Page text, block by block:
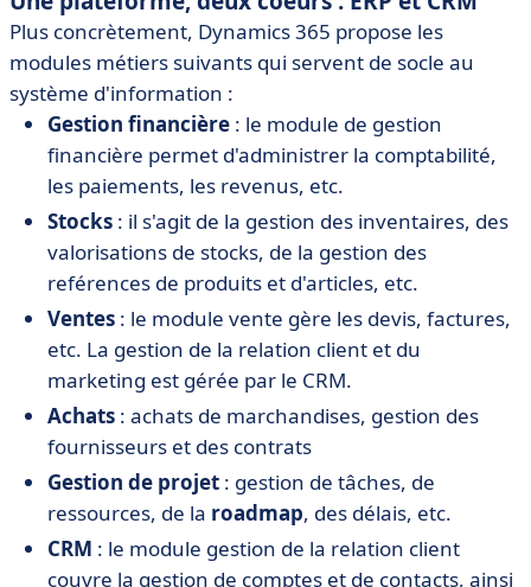
Plus concrètement, Dynamics 365 propose les
modules métiers suivants qui servent de socle au
système d'information :
Gestion financière : le module de gestion
financière permet d'administrer la comptabilité,
les paiements, les revenus, etc.
Stocks : il s'agit de la gestion des inventaires, des
valorisations de stocks, de la gestion des
reférences de produits et d'articles, etc.
Ventes : le module vente gère les devis, factures,
etc. La gestion de la relation client et du
marketing est gérée par le CRM.
Achats : achats de marchandises, gestion des
fournisseurs et des contrats
Gestion de projet : gestion de tâches, de
ressources, de la roadmap, des délais, etc.
CRM : le module gestion de la relation client
couvre la gestion de comptes et de contacts, ainsi